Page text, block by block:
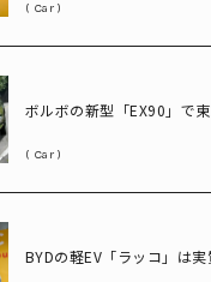
Car
ボルボの新型「EX90」で
Car
BYDの軽EV「ラッコ」は